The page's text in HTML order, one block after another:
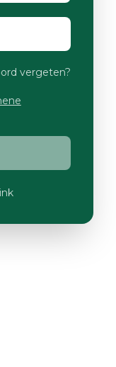
vergeten?